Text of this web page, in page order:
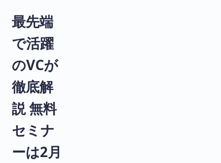
最先端
で活躍
のVCが
徹底解
説 無料
セミナ
ーは2月